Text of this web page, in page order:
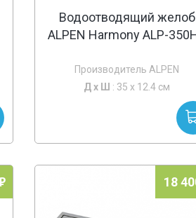
Водоотводящий желоб
ALPEN Harmony ALP-
Производитель ALPEN
Д х Ш : 35 x 12.4 см
18